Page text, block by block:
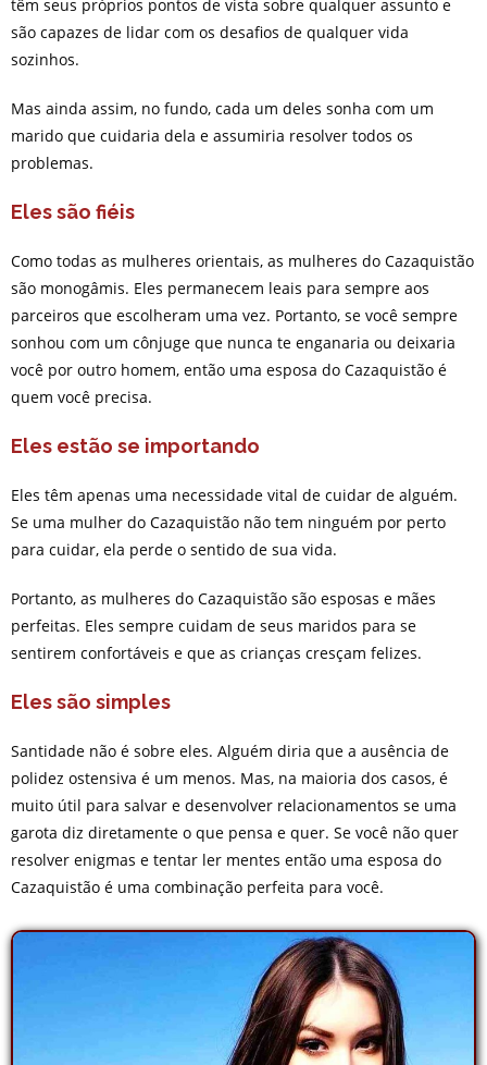
têm seus próprios pontos de vista sobre qualquer assunto e
são capazes de lidar com os desafios de qualquer vida
sozinhos.
Mas ainda assim, no fundo, cada um deles sonha com um
marido que cuidaria dela e assumiria resolver todos os
problemas.
Eles são fiéis
Como todas as mulheres orientais, as mulheres do Cazaquistão
são monogâmis. Eles permanecem leais para sempre aos
parceiros que escolheram uma vez. Portanto, se você sempre
sonhou com um cônjuge que nunca te enganaria ou deixaria
você por outro homem, então uma esposa do Cazaquistão é
quem você precisa.
Eles estão se importando
Eles têm apenas uma necessidade vital de cuidar de alguém.
Se uma mulher do Cazaquistão não tem ninguém por perto
para cuidar, ela perde o sentido de sua vida.
Portanto, as mulheres do Cazaquistão são esposas e mães
perfeitas. Eles sempre cuidam de seus maridos para se
sentirem confortáveis e que as crianças cresçam felizes.
Eles são simples
Santidade não é sobre eles. Alguém diria que a ausência de
polidez ostensiva é um menos. Mas, na maioria dos casos, é
muito útil para salvar e desenvolver relacionamentos se uma
garota diz diretamente o que pensa e quer. Se você não quer
resolver enigmas e tentar ler mentes então uma esposa do
Cazaquistão é uma combinação perfeita para você.